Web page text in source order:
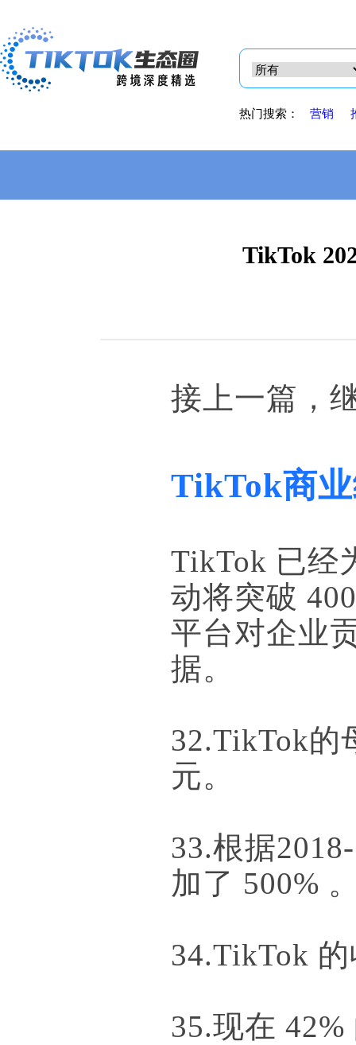
热门搜索： 营销
TikTok
接上一篇，
TikTok商
TikTok 已经
动将突破
平台对企业
据。
32.TikTok的
元。
33.根据
加了 500%
34.TikTok
35.现在